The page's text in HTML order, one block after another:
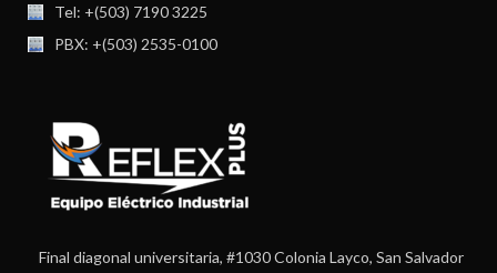
Tel: +(503) 7190 3225
PBX: +(503) 2535-0100
Final diagonal universitaria, #1030 Colonia Layco, San Salvador